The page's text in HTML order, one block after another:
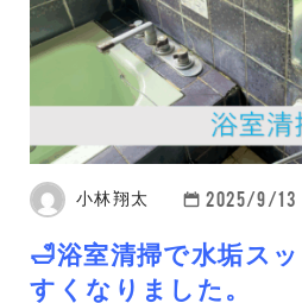
小林翔太 2025/9/13
🛁浴室清掃で水垢ス
すくなりました。